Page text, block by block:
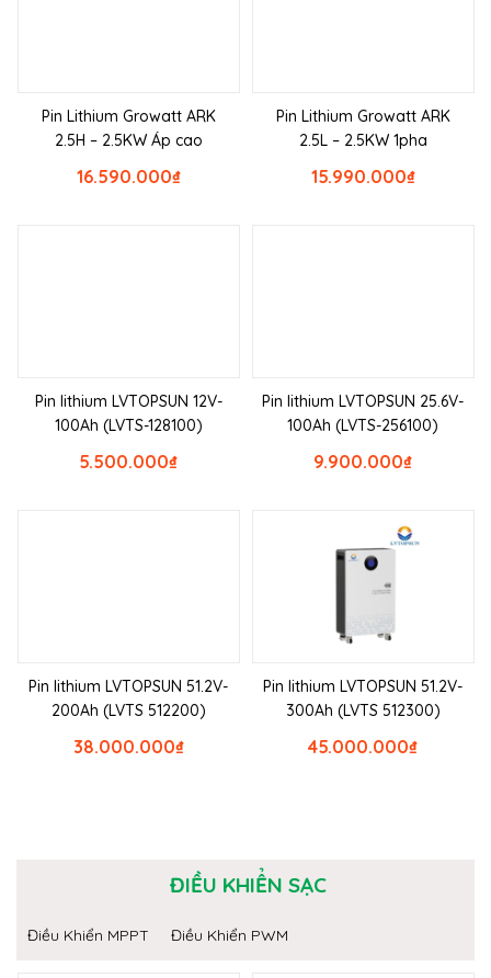
Pin Lithium Growatt ARK
2.5H – 2.5KW Áp cao
₫
16.590.000
Pin Lithium Growatt ARK
2.5L – 2.5KW 1pha
₫
15.990.000
Pin lithium LVTOPSUN 12V-
100Ah (LVTS-128100)
₫
5.500.000
Pin lithium LVTOPSUN 25.6V-
100Ah (LVTS-256100)
₫
9.900.000
Pin lithium LVTOPSUN 51.2V-
200Ah (LVTS 512200)
₫
38.000.000
Pin lithium LVTOPSUN 51.2V-
300Ah (LVTS 512300)
₫
45.000.000
ĐIỀU KHIỂN SẠC
Điều Khiển MPPT Điều Khiển PWM